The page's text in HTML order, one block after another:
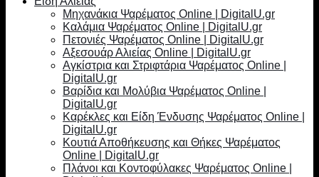
Μηχανάκια Ψαρέματος Online | DigitalU.gr
Καλάμια Ψαρέματος Online | DigitalU.gr
Πετονιές Ψαρέματος Online | DigitalU.gr
Αξεσουάρ Αλιείας Online | DigitalU.gr
Αγκίστρια και Στριφτάρια Ψαρέματος Online |
DigitalU.gr
Βαρίδια και Μολύβια Ψαρέματος Online |
DigitalU.gr
Καρέκλες και Είδη Ένδυσης Ψαρέματος Online |
DigitalU.gr
Κουτιά Αποθήκευσης και Θήκες Ψαρέματος
Online | DigitalU.gr
Πλάνοι και Κοντοφύλακες Ψαρέματος Online |